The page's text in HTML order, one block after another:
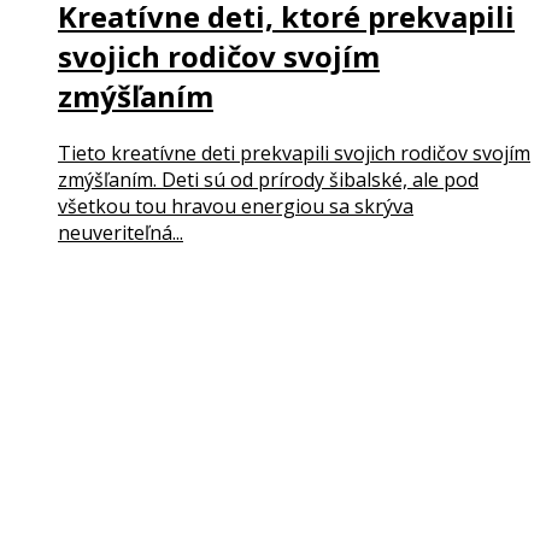
Kreatívne deti, ktoré prekvapili
svojich rodičov svojím
zmýšľaním
Tieto kreatívne deti prekvapili svojich rodičov svojím
zmýšľaním. Deti sú od prírody šibalské, ale pod
všetkou tou hravou energiou sa skrýva
neuveriteľná...